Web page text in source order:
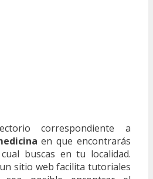
correspondiente a
en que encontrarás
buscas en tu localidad.
sitio web facilita tutoriales